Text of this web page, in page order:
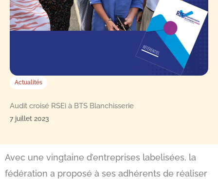
Actualités
Audit croisé RSEi à BTS Blanchisserie
7 juillet 2023
Avec une vingtaine d’entreprises labelisées, la
fédération a proposé à ses adhérents de réaliser